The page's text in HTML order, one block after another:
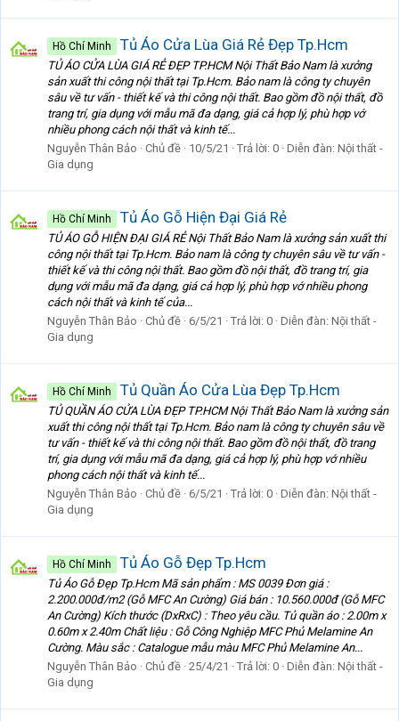
Hồ Chí Minh Tủ Áo Cửa Lùa Giá Rẻ Đẹp Tp.Hcm
TỦ ÁO CỬA LÙA GIÁ RẺ ĐẸP TP.HCM Nội Thất Bảo Nam là xưởng
sản xuất thi công nội thất tại Tp.Hcm. Bảo nam là công ty chuyên
sâu về tư vấn - thiết kế và thi công nội thất. Bao gồm đồ nội thất, đồ
trang trí, gia dụng với mẫu mã đa dạng, giá cả hợp lý, phù hợp vớ
nhiều phong cách nội thất và kinh tế...
Nguyễn Thân Bảo
Chủ đề 10/5/21 Trả lời: 0 Diễn đàn: Nội thất -
Gia dụng
Hồ Chí Minh Tủ Áo Gỗ Hiện Đại Giá Rẻ
TỦ ÁO GỖ HIỆN ĐẠI GIÁ RẺ Nội Thất Bảo Nam là xưởng sản xuất thi
công nội thất tại Tp.Hcm. Bảo nam là công ty chuyên sâu về tư vấn -
thiết kế và thi công nội thất. Bao gồm đồ nội thất, đồ trang trí, gia
dụng với mẫu mã đa dạng, giá cả hợp lý, phù hợp vớ nhiều phong
cách nội thất và kinh tế của...
Nguyễn Thân Bảo
Chủ đề 6/5/21 Trả lời: 0 Diễn đàn: Nội thất -
Gia dụng
Hồ Chí Minh Tủ Quần Áo Cửa Lùa Đẹp Tp.Hcm
TỦ QUẦN ÁO CỬA LÙA ĐẸP TP.HCM Nội Thất Bảo Nam là xưởng sản
xuất thi công nội thất tại Tp.Hcm. Bảo nam là công ty chuyên sâu về
tư vấn - thiết kế và thi công nội thất. Bao gồm đồ nội thất, đồ trang
trí, gia dụng với mẫu mã đa dạng, giá cả hợp lý, phù hợp vớ nhiều
phong cách nội thất và kinh tế...
Nguyễn Thân Bảo
Chủ đề 6/5/21 Trả lời: 0 Diễn đàn: Nội thất -
Gia dụng
Hồ Chí Minh Tủ Áo Gỗ Đẹp Tp.Hcm
Tủ Áo Gỗ Đẹp Tp.Hcm Mã sản phẩm : MS 0039 Đơn giá :
2.200.000đ/m2 (Gỗ MFC An Cường) Giá bán : 10.560.000đ (Gỗ MFC
An Cường) Kích thước (DxRxC) : Theo yêu cầu. Tủ quần áo : 2.00m x
0.60m x 2.40m Chất liệu : Gỗ Công Nghiệp MFC Phủ Melamine An
Cường. Màu sắc : Catalogue mẫu màu MFC Phủ Melamine An...
Nguyễn Thân Bảo
Chủ đề 25/4/21 Trả lời: 0 Diễn đàn: Nội thất -
Gia dụng